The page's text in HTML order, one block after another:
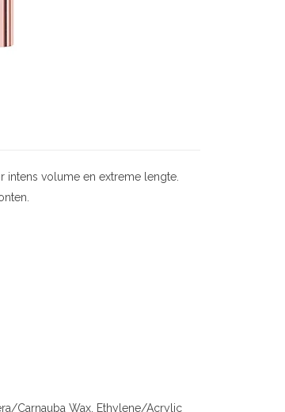
intens volume en extreme lengte.
Carnauba Wax, Ethylene/Acrylic